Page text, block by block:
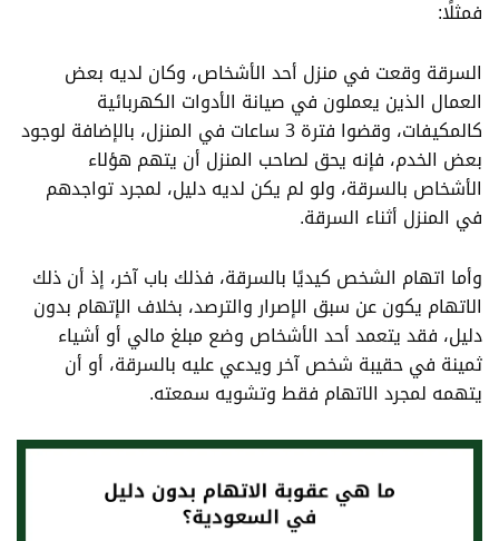
فمثلًا:
السرقة وقعت في منزل أحد الأشخاص، وكان لديه بعض
العمال الذين يعملون في صيانة الأدوات الكهربائية
كالمكيفات، وقضوا فترة 3 ساعات في المنزل، بالإضافة لوجود
بعض الخدم، فإنه يحق لصاحب المنزل أن يتهم هؤلاء
الأشخاص بالسرقة، ولو لم يكن لديه دليل، لمجرد تواجدهم
في المنزل أثناء السرقة.
وأما اتهام الشخص كيديًا بالسرقة، فذلك باب آخر، إذ أن ذلك
الاتهام يكون عن سبق الإصرار والترصد، بخلاف الإتهام بدون
دليل، فقد يتعمد أحد الأشخاص وضع مبلغ مالي أو أشياء
ثمينة في حقيبة شخص آخر ويدعي عليه بالسرقة، أو أن
يتهمه لمجرد الاتهام فقط وتشويه سمعته.